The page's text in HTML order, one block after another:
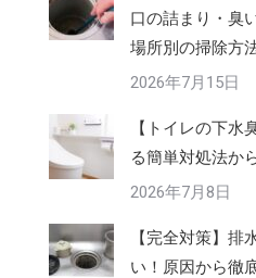
口の詰まり・臭
場所別の掃除方
2026年7月15日
【トイレの下水
る簡単対処法か
2026年7月8日
【完全対策】排
い！原因から徹